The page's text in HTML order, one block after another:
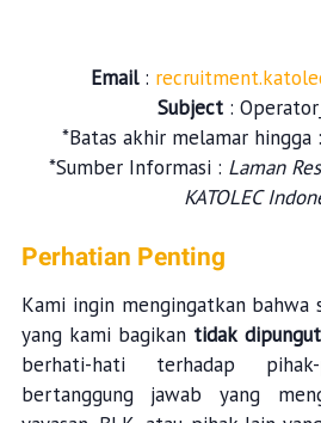
Email :
Subject :
*Batas akhir melamar hingga
*Sumber Informasi : Laman
KATOLEC
Perhatian Penting
Kami ingin mengingatkan bahwa
yang kami bagikan tidak
berhati-hati terhadap
bertanggung jawab yang